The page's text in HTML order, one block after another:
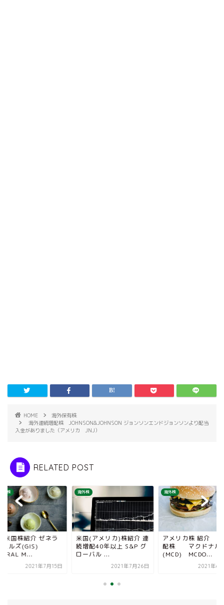
HOME
海外保有株
海外連続増配株 JOHNSON&JOHNSON ジョンソンエンドジョンソンより配当
入金がありました（アメリカ JNJ）
RELATED POST
有株
米国株紹介 ゼネラ
ミルズ(GIS)
M...
2021年7月15日
海外株
米国(アメリカ)株紹介 連
続増配40年以上 S&P グ
ローバル ...
2021年7月26日
海外株
アメリカ株 紹介 連
配株 マクドナ
(MCD) MCDO...
2021年6